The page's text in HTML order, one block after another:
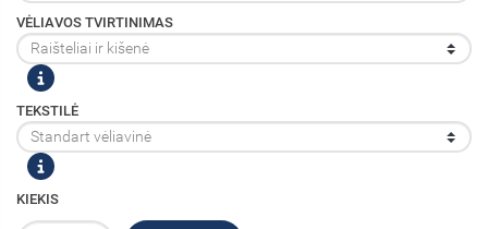
VĖLIAVOS TVIRTINIMAS
TEKSTILĖ
KIEKIS